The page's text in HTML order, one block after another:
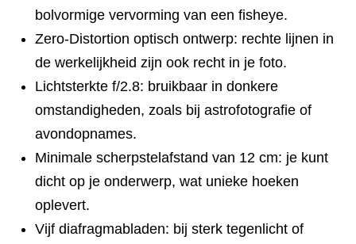
bolvormige vervorming van een fisheye.
Zero-Distortion optisch ontwerp: rechte lijnen in
de werkelijkheid zijn ook recht in je foto.
Lichtsterkte f/2.8: bruikbaar in donkere
omstandigheden, zoals bij astrofotografie of
avondopnames.
Minimale scherpstelafstand van 12 cm: je kunt
dicht op je onderwerp, wat unieke hoeken
oplevert.
Vijf diafragmabladen: bij sterk tegenlicht of